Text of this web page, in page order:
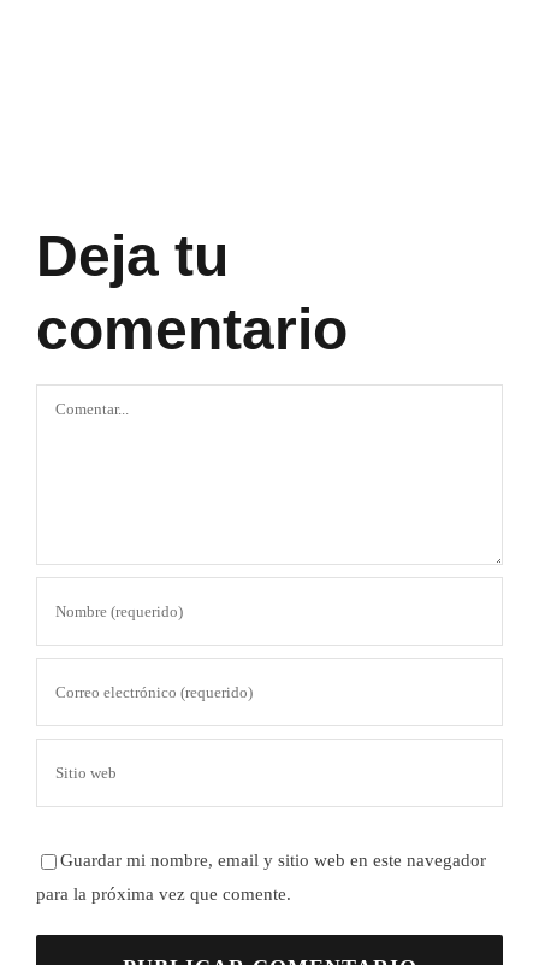
Deja tu
comentario
Comentar
Guardar mi nombre, email y sitio web en este navegador
para la próxima vez que comente.